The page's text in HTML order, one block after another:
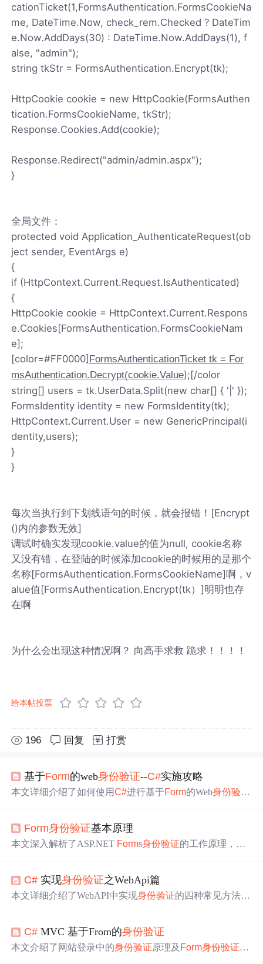
cationTicket(1,FormsAuthentication.FormsCookieNa
me, DateTime.Now, check_rem.Checked ? DateTim
e.Now.AddDays(30) : DateTime.Now.AddDays(1), f
alse, "admin");
string tkStr = FormsAuthentication.Encrypt(tk);
HttpCookie cookie = new HttpCookie(FormsAuthen
tication.FormsCookieName, tkStr);
Response.Cookies.Add(cookie);
Response.Redirect("admin/admin.aspx");
}
全局文件：
protected void Application_AuthenticateRequest(ob
ject sender, EventArgs e)
{
if (HttpContext.Current.Request.IsAuthenticated)
{
HttpCookie cookie = HttpContext.Current.Respons
e.Cookies[FormsAuthentication.FormsCookieNam
e];
[color=#FF0000]FormsAuthenticationTicket tk = For
msAuthentication.Decrypt(cookie.Value);[/color
string[] users = tk.UserData.Split(new char[] { '|' });
FormsIdentity identity = new FormsIdentity(tk);
HttpContext.Current.User = new GenericPrincipal(i
dentity,users);
}
}
每次当执行到下划线语句的时候，就会报错！[Encrypt
()内的参数无效]
调试时确实发现cookie.value的值为null, cookie名称
又没有错，在登陆的时候添加cookie的时候用的是那个
名称[FormsAuthentication.FormsCookieName]啊，v
alue值[FormsAuthentication.Encrypt(tk）]明明也存
在啊
为什么会出现这种情况啊？ 向高手求救 跪求！！！！
给本帖投票
196 回复 打赏
基于Form的web身份验证--C#实施攻略
本文详细介绍了如何使用C#进行基于Form的Web身份验证
使用。还讨论了UserIdentity类、全局配置以及页面登录和
注销的处理方法。同时提供了web.config配置的相关内容。
Form身份验证基本原理
本文深入解析了ASP.NET Forms身份验证的工作原理，包
身份并提供相应的访问权限。通过具体代码示例，详细阐
述了Forms身份验证的配置和实现过程。
C# 实现身份验证之WebApi篇
本文详细介绍了WebAPI中实现身份验证的四种常见方法：
示例，包括自定义过滤器和消息处理管道。
C# MVC 基于From的身份验证
本文介绍了网站登录中的身份验证原理及 Form身份验证的